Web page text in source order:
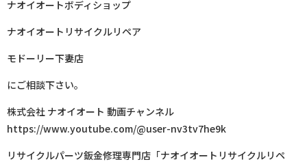
ナオイオートボディショップ
ナオイオートリサイクルリペア
モドーリー下妻店
にご相談下さい。
株式会社 ナオイオート 動画チャンネル
https://www.youtube.com/@user-nv3tv7he9k
リサイクルパーツ鈑金修理専門店「ナオイオートリサイクルリペ